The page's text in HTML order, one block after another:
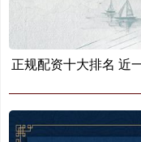
正规配资十大排名 近